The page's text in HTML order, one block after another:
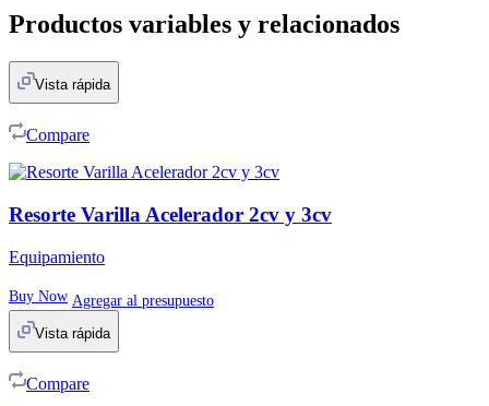
Productos variables y relacionados
Vista rápida
Compare
Resorte Varilla Acelerador 2cv y 3cv
Equipamiento
Buy Now Agregar al presupuesto
Vista rápida
Compare